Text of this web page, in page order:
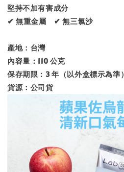
堅持不加有害成分
✔ 無重金屬 ✔ 無三氯沙
產地：台灣
內容量：110 公克
保存期限：3 年（以外盒標示為準）
貨源：公司貨